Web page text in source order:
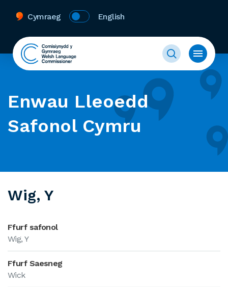
Cymraeg English
Enwau Lleoedd
Safonol Cymru
Wig, Y
Ffurf safonol
Wig, Y
Ffurf Saesneg
Wick